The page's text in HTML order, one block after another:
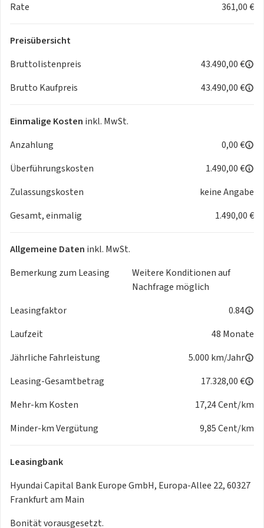
-Sitzbelüftung vorn
Stauassistent
- Verkehrszeichenerkennung - erweitert
(Geschwindigkeits-Regel-/Begrenzeranlage)
- 6 Lautsprecher
- Airbag Fahrer-/Beifahrerseite
- Ambiente-Beleuchtung
- Anzeige für Reifendruck im Display
- Anzeigeinstrumente Supervision Digital 12.3 Zoll
- Auspark-Assistent
- Aussenspiegel elektr. verstell- und heizbar - beide
- Ausstattung GT-LINE
- Ausstiegswarnung (Safe Exit Warning - SEW)
- Berganfahr-Assistent
- Bi-LED-Scheinwerfer mit adaptivem Fernlicht
- DAB-Tuner (Radioempfang digital)
- Dachkonsole mit Leseleuchten LED
- Dachreling
- DriveWise
- Einparkhilfe vorn
- Einstiegsleisten (Aluminium)
- Elektr. Bremskraftverteilung (EBD)
Rate 361,00 €
Preisübersicht
Bruttolistenpreis
43.490,00 €
Brutto Kaufpreis
43.490,00 €
Einmalige Kosten inkl. MwSt.
Anzahlung
0,00 €
Überführungskosten
1.490,00 €
Zulassungskosten
keine Angabe
Gesamt, einmalig
1.490,00 €
Allgemeine Daten inkl. MwSt.
Bemerkung zum Leasing
Weitere Konditionen auf
Nachfrage möglich
Leasingfaktor
0.84
Laufzeit
48 Monate
Jährliche Fahrleistung
5.000 km/Jahr
Leasing-Gesamtbetrag
17.328,00 €
Mehr-km Kosten
17,24 Cent/km
Minder-km Vergütung
9,85 Cent/km
Leasingbank
Hyundai Capital Bank Europe GmbH, Europa-Allee 22, 60327
Frankfurt am Main
Bonität vorausgesetzt.